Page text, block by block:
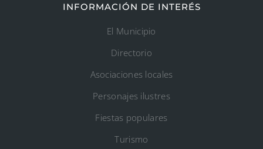
INFORMACIÓN DE INTERÉS
El Municipio
Directorio
Asociaciones locales
Personajes ilustres
Fiestas populares
Turismo